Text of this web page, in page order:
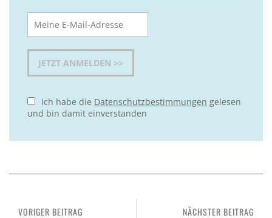
Ich habe die Datenschutzbestimmungen gelesen
und bin damit einverstanden
NÄCHSTER BEITRAG
VORIGER BEITRAG